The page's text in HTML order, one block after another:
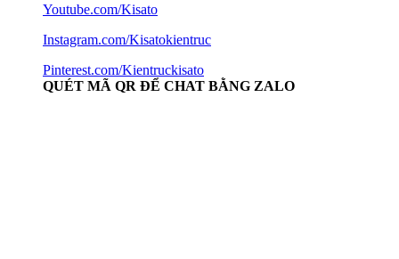
Youtube.com/Kisato
Instagram.com/Kisatokientruc
Pinterest.com/Kientruckisato
QUÉT MÃ QR ĐỂ CHAT BẰNG ZALO